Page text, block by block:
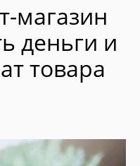
магазин
деньги и
товара